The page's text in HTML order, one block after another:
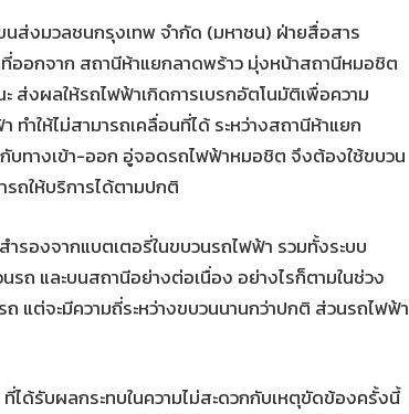
นส่งมวลชนกรุงเทพ จำกัด (มหาชน) ฝ่ายสื่อสาร
อกจาก สถานีห้าแยกลาดพร้าว มุ่งหน้าสถานีหมอชิต
ผลให้รถไฟฟ้าเกิดการเบรกอัตโนมัติเพื่อความ
ำให้ไม่สามารถเคลื่อนที่ได้ ระหว่างสถานีห้าแยก
ทางเข้า-ออก อู่จอดรถไฟฟ้าหมอชิต จึงต้องใช้ขบวน
ถให้บริการได้ตามปกติ
รองจากแบตเตอรี่ในขบวนรถไฟฟ้า รวมทั้งระบบ
รถ และบนสถานีอย่างต่อเนื่อง อย่างไรก็ตามในช่วง
แต่จะมีความถี่ระหว่างขบวนนานกว่าปกติ ส่วนรถไฟฟ้า
ด้รับผลกระทบในความไม่สะดวกกับเหตุขัดข้องครั้งนี้